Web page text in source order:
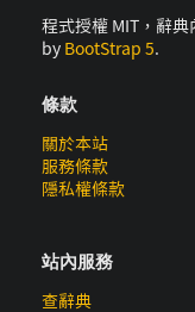
程式授權 MIT，辭
by BootStrap 5.
條款
關於本站
服務條款
隱私權條款
站內服務
查辭典